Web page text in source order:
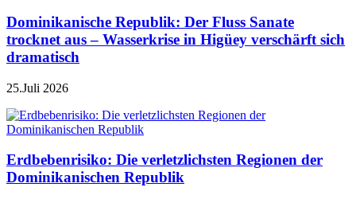
Dominikanische Republik: Der Fluss Sanate
trocknet aus – Wasserkrise in Higüey verschärft sich
dramatisch
25.Juli 2026
Erdbebenrisiko: Die verletzlichsten Regionen der
Dominikanischen Republik